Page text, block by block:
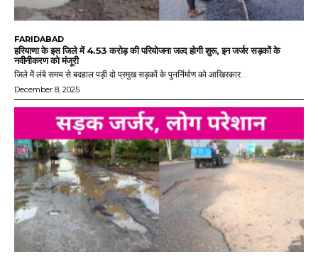
FARIDABAD
हरियाणा के इस जिले में 4.53 करोड़ की परियोजना जल्द होगी शुरू, इन जर्जर सड़कों के
नवीनीकरण को मंजूरी
जिले में लंबे समय से बदहाल पड़ी दो प्रमुख सड़कों के पुनर्निर्माण को आखिरकार...
December 8, 2025